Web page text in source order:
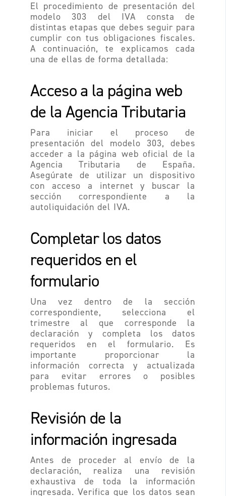
El procedimiento de presentación del
modelo 303 del IVA consta de
distintas etapas que debes seguir para
cumplir con tus obligaciones fiscales.
A continuación, te explicamos cada
una de ellas de forma detallada:
Acceso a la página web
de la Agencia Tributaria
Para iniciar el proceso de
presentación del modelo 303, debes
acceder a la página web oficial de la
Agencia Tributaria de España.
Asegúrate de utilizar un dispositivo
con acceso a internet y buscar la
sección correspondiente a la
autoliquidación del IVA.
Completar los datos
requeridos en el
formulario
Una vez dentro de la sección
correspondiente, selecciona el
trimestre al que corresponde la
declaración y completa los datos
requeridos en el formulario. Es
importante proporcionar la
información correcta y actualizada
para evitar errores o posibles
problemas futuros.
Revisión de la
información ingresada
Antes de proceder al envío de la
declaración, realiza una revisión
exhaustiva de toda la información
ingresada. Verifica que los datos sean